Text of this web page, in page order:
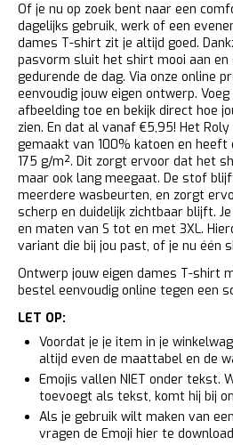
Of je nu op zoek bent naar een
dagelijks gebruik, werk of een
dames T-shirt zit je altijd goed.
pasvorm sluit het shirt mooi aan
gedurende de dag. Via onze online
eenvoudig jouw eigen ontwerp.
afbeelding toe en bekijk direct hoe
zien. En dat al vanaf €5,95! Het
gemaakt van 100% katoen en
175 g/m². Dit zorgt ervoor dat het
maar ook lang meegaat. De stof
meerdere wasbeurten, en zorgt
scherp en duidelijk zichtbaar blijft.
en maten van S tot en met 3XL.
variant die bij jou past, of je nu één
Ontwerp jouw eigen dames T-shirt
bestel eenvoudig online tegen een
LET OP:
Voordat je je item in je
altijd even de maattabel en de
Emojis vallen NIET onder tekst.
toevoegt als tekst, komt hij bij
Als je gebruik wilt maken van
vragen de Emoji hier te